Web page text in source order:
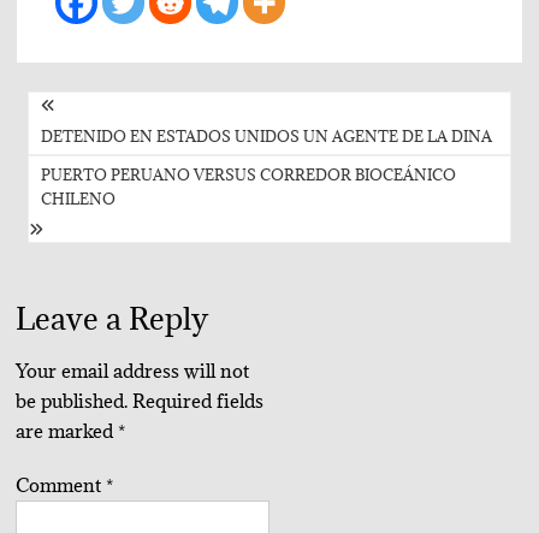
Post
navigation
DETENIDO EN ESTADOS UNIDOS UN AGENTE DE LA DINA
PUERTO PERUANO VERSUS CORREDOR BIOCEÁNICO
CHILENO
Leave a Reply
Your email address will not
be published. Required fields
are marked *
Comment *